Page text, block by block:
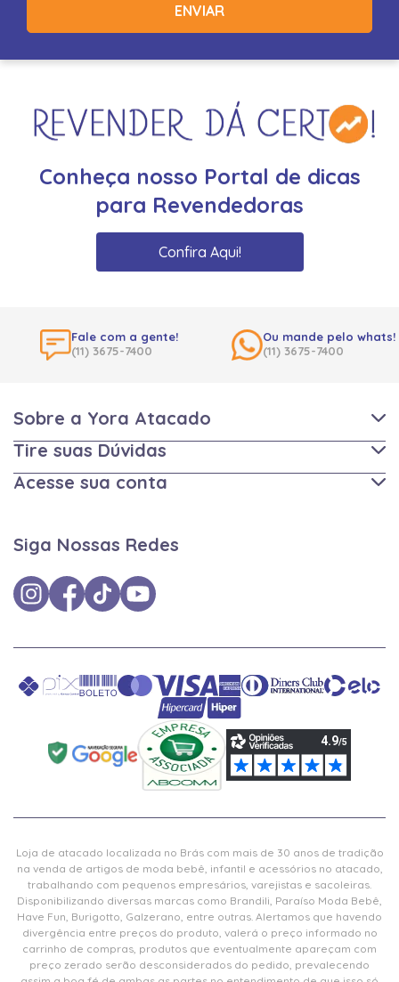
ENVIAR
Conheça nosso Portal de dicas
para Revendedoras
Confira Aqui!
Fale com a gente!
(11) 3675-7400
Ou mande pelo whats!
(11) 3675-7400
Sobre a Yora Atacado
Tire suas Dúvidas
Acesse sua conta
Siga Nossas Redes
Loja de atacado localizada no Brás com mais de 30 anos de tradição
na venda de artigos de moda bebê, infantil e acessórios no atacado,
trabalhando com pequenos empresários, varejistas e sacoleiras.
Disponibilizando diversas marcas como Brandili, Paraíso Moda Bebê,
Have Fun, Burigotto, Galzerano, entre outras. Alertamos que havendo
divergência entre preços do produto, valerá o preço informado no
carrinho de compras, produtos que eventualmente apareçam com
preço zerado serão desconsiderados do pedido, prevalecendo